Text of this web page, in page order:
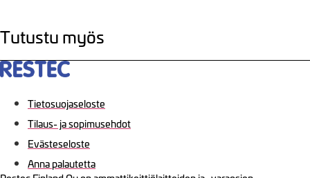
Tutustu myös
Tietosuojaseloste
Tilaus- ja sopimusehdot
Evästeseloste
Anna palautetta